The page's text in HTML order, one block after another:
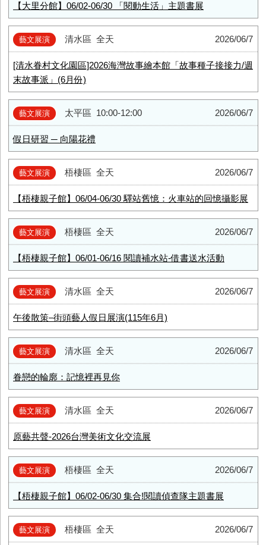
【大里分館】06/02-06/30 「閱動生活」主題書展
藝文展演 清水區 2026/06/7
全天
[清水眷村文化園區]2026海灣故事繪本館「故事種子接接力/週
末故事派」(6月份)
藝文展演 太平區 2026/06/7
10:00-12:00
假日研習 ─ 向陽花禮
藝文展演 梧棲區 2026/06/7
全天
【梧棲親子館】06/04-06/30 驛站舊憶：火車站的回憶攝影展
藝文展演 梧棲區 2026/06/7
全天
【梧棲親子館】06/01-06/16 閱讀補水站-借書送水活動
藝文展演 清水區 2026/06/7
全天
午後散策–街頭藝人假日展演(115年6月)
藝文展演 清水區 2026/06/7
全天
眷戀的輪廓：記憶裡再見你
藝文展演 清水區 2026/06/7
全天
原藝共聲-2026台灣美術文化交流展
藝文展演 梧棲區 2026/06/7
全天
【梧棲親子館】06/02-06/30 集合!閱讀偵查隊主題書展
藝文展演 梧棲區 2026/06/7
全天